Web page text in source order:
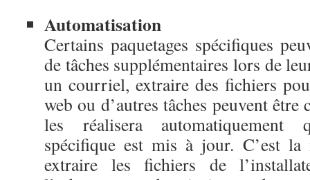
Automatisation
Certains paquetages spécifiques
de tâches supplémentaires lors de
un courriel, extraire des fichiers
web ou d’autres tâches peuvent
les réalisera automatiquement
spécifique est mis à jour. C’est la
extraire les fichiers de